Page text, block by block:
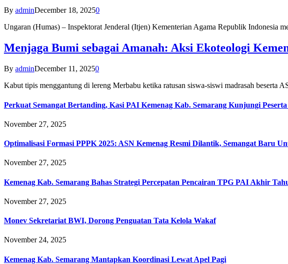
By adminDecember 18, 20250
Ungaran (Humas) – Inspektorat Jenderal (Itjen) Kementerian Agama Republik Indonesia
Menjaga Bumi sebagai Amanah: Aksi Ekoteologi
By adminDecember 11, 20250
Kabut tipis menggantung di lereng Merbabu ketika ratusan siswa-siswi madrasah beserta
Perkuat Semangat Bertanding, Kasi PAI Kemenag Kab. Semarang Kunjungi
November 27, 2025
Optimalisasi Formasi PPPK 2025: ASN Kemenag Resmi Dilantik, Semangat Baru
November 27, 2025
Kemenag Kab. Semarang Bahas Strategi Percepatan Pencairan TPG PAI Akhir
November 27, 2025
Monev Sekretariat BWI, Dorong Penguatan Tata Kelola Wakaf
November 24, 2025
Kemenag Kab. Semarang Mantapkan Koordinasi Lewat Apel Pagi